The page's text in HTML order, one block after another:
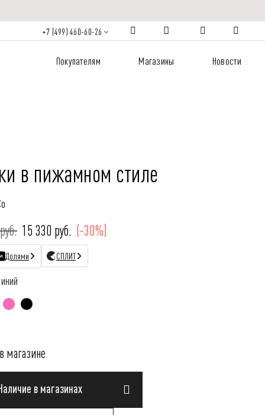
+7 (499) 460-60-26
Покупателям Магазины Новости
в пижамном стиле
15 330 руб. (-30%)
Долями СПЛИТ
магазине
в магазинах